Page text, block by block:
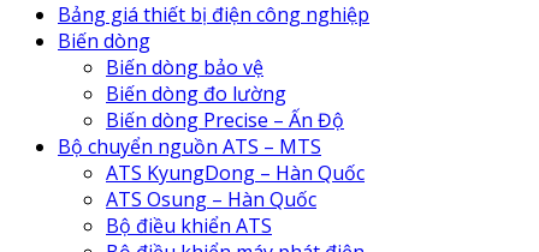
Bảng giá thiết bị điện công nghiệp
Biến dòng
Biến dòng bảo vệ
Biến dòng đo lường
Biến dòng Precise – Ấn Độ
Bộ chuyển nguồn ATS – MTS
ATS KyungDong – Hàn Quốc
ATS Osung – Hàn Quốc
Bộ điều khiển ATS